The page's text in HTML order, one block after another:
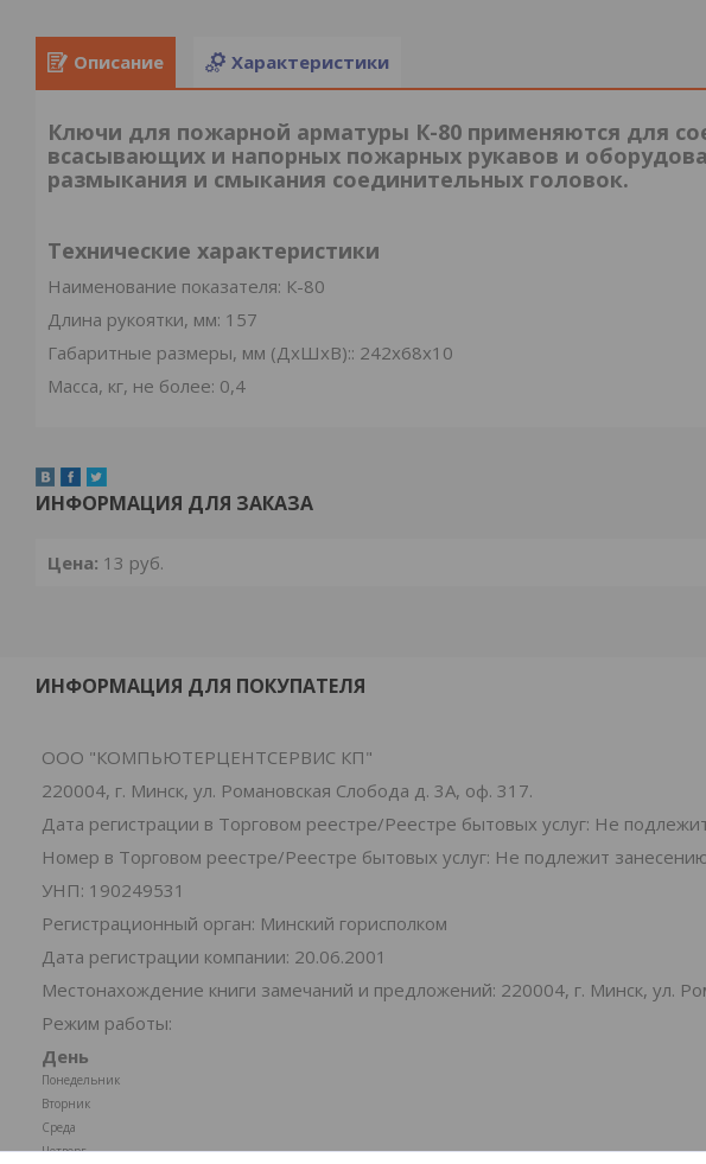
Описание Характеристики
Ключи для пожарной арматуры К-80 применяются для
всасывающих и напорных пожарных рукавов и
размыкания и смыкания соединительных головок.
Технические характеристики
Наименование показателя: К-80
Длина рукоятки, мм: 157
Габаритные размеры, мм (ДхШхВ):: 242х68х10
Масса, кг, не более: 0,4
ИНФОРМАЦИЯ ДЛЯ ЗАКАЗА
Цена: 13 руб.
ИНФОРМАЦИЯ ДЛЯ ПОКУПАТЕЛЯ
ООО "КОМПЬЮТЕРЦЕНТСЕРВИС КП"
220004, г. Минск, ул. Романовская Слобода д. 3А, оф. 317.
Дата регистрации в Торговом реестре/Реестре бытовых услуг: Не
Номер в Торговом реестре/Реестре бытовых услуг: Не подлежит
УНП: 190249531
Регистрационный орган: Минский горисполком
Дата регистрации компании: 20.06.2001
Местонахождение книги замечаний и предложений: 220004, г. Минск, ул.
Режим работы:
День
Понедельник
Вторник
Среда
Четверг